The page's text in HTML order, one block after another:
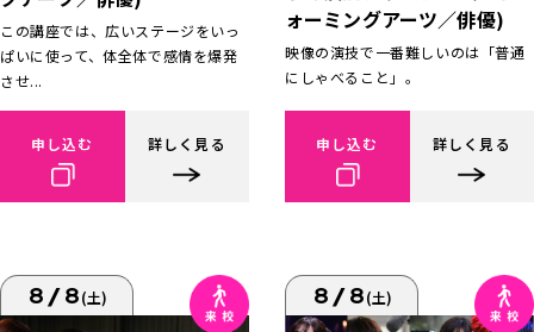
この講座では、広いステージをいっ
ぱいに使って、体全体で感情を爆発
させ...
申し込む 詳しく見る
ォーミングアーツ／俳優)
映像の演技で一番難しいのは「普通
にしゃべること」。
申し込む 詳しく見る
8/8(土) 8/8(土)